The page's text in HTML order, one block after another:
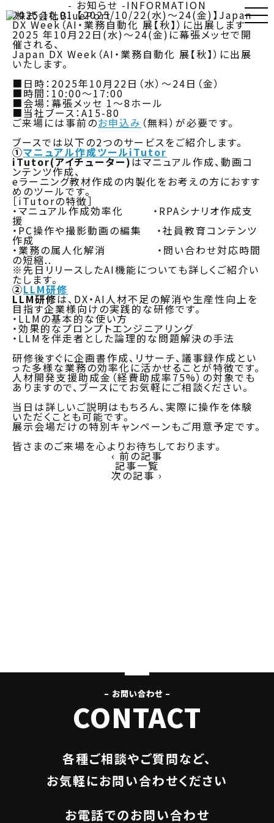
- お知らせ -INFORMATION
2025.10.01【2025/10/22(水)～24(金)】Japan
DX Week（AI・業務自動化 展【秋】）に出展します
2025 年10月22日(水)～24(金)に幕張メッセで開
催される、
Japan DX Week（AI・業務自動化 展【秋】）に出展
いたします。
■日時：2025年10月22日（水）～24日（金）
■時間：10:00～17:00
■会場：幕張メッセ 1～8ホール
■当社ブース：A15-80
ご来場には事前のお申込み （無料）が必要です。
ブースでは以下の2つのサービスをご紹介します。
①マニュアル作成ツールiTutor
iTutor(アイチューター)はマニュアル作成、動画コ
ンテンツ作成、
eラーニング教材作成の内製化をお考えの方におすす
めのツールです。
［iTutorの特徴］
・マニュアル作成効率化 ・RPAシナリオ作成支
援
・PC操作や撮影動画の編集 ・社員教育コンテンツ
作成
・業務の属人化解消 ・問い合わせ対応時間
の短縮..
※先日リリースしたAI機能についても詳しくご紹介い
たします。
②LLM研修
LLM研修は、DX・AI人材不足の解消や生産性向上を
目指す企業様向けの実践的な研修です。
・LLMの基本的な使い方
・効果的なプロンプトエンジニアリング
・LLMを伴走者とした論理的な問題解決の手法
研修後すぐに企画書作成、リサーチ、議事録作成とい
った多様な業務の効率化に活かせることが特徴です。
人材開発支援助成金（経費助成率75%）の対象でも
ありますので、ブースにてお気軽にご相談ください。
当日は詳しいご説明はもちろん、実際に操作を体験
いただくことも可能です。
展示会場だけの特別キャンペーンもご用意予定です。
皆さまのご来場を心よりお待ちしております。
‹ 前の記事
記事一覧
次の記事 ›
– お問い合わせ –
CONTACT
各種ご相談やご質問など、
お気軽にお問い合わせください
お電話でのお問い合わせ